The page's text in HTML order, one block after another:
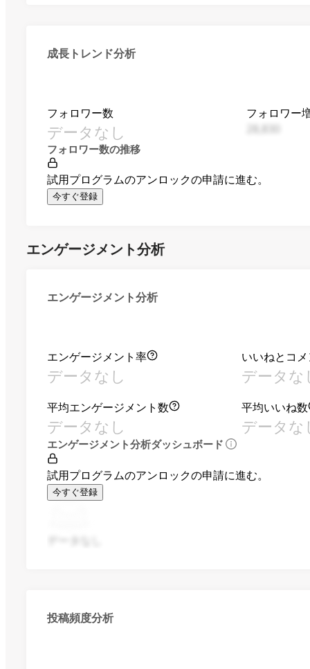
成長トレンド分析
フォロワー数
データなし
フォロワー
フォロワー数の推移
試用プログラムのアンロックの申請に進む。
今すぐ登録
エンゲージメント分析
エンゲージメント分析
エンゲージメント率
データなし
いいねとコ
データな
平均エンゲージメント数
データなし
平均いいね数
データな
エンゲージメント分析ダッシュボード
試用プログラムのアンロックの申請に進む。
今すぐ登録
投稿頻度分析